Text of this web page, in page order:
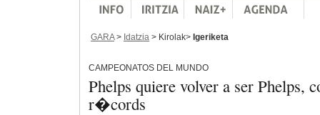
GARA> Idatzia > Kirolak> Igeriketa
CAMPEONATOS DEL MUNDO
Phelps quiere volver a ser Phelps,
r�cords